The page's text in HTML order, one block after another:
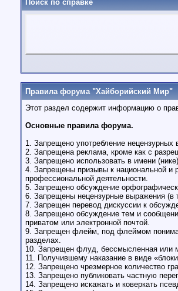
Поиск по справке
Правила форума "Хайборийский Мир"
Этот раздел содержит информацию о
Основные правила форума.
1. Запрещено употребление нецензурных
2. Запрещена реклама, кроме как с
3. Запрещено использовать в имени
4. Запрещены призывы к национальной и
профессиональной деятельности.
5. Запрещено обсуждение
6. Запрещены нецензурные выражения (в
7. Запрещен перевод дискуссии к
8. Запрещено обсуждение тем и
приватом или электронной почтой.
9. Запрещен флейм, под флеймом
разделах.
10. Запрещен флуд, бессмысленная или
11. Получившему наказание в виде
12. Запрещено чрезмерное количество
13. Запрещено публиковать частную
14. Запрещено искажать и коверкать